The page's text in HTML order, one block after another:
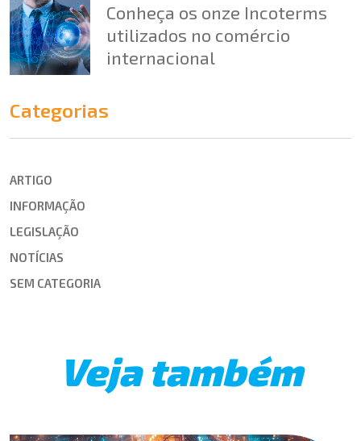
Conheça os onze Incoterms
utilizados no comércio
internacional
Categorias
ARTIGO
INFORMAÇÃO
LEGISLAÇÃO
NOTÍCIAS
SEM CATEGORIA
Veja também